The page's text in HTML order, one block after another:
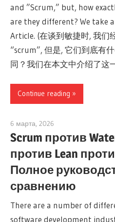
and ”Scrum,” but, how
are they different? We take
Article. (在谈到敏捷时, 我们
“scrum”, 但是, 它们到底有
同？我们在本文中介绍了这
Continue reading
6 марта, 2026
Scrum против
против Lean
Полное
сравнению
There are a number of
software development